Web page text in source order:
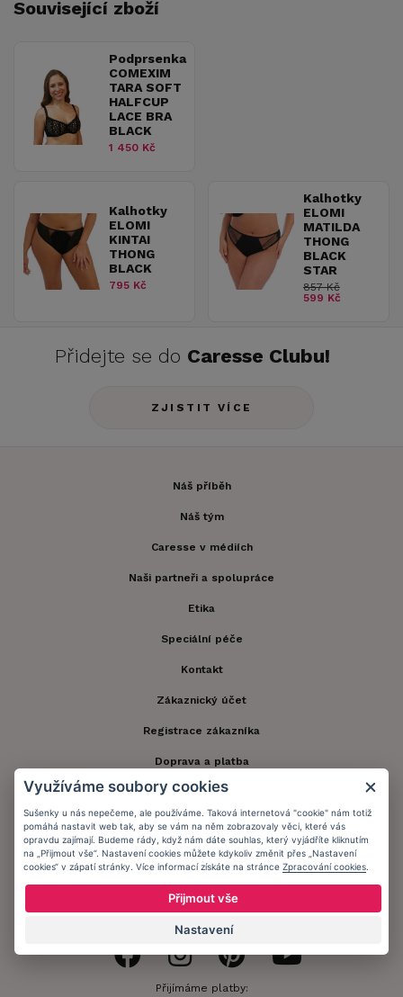
Související zboží
Podprsenka
COMEXIM
TARA SOFT
HALFCUP
LACE BRA
BLACK
1 450 Kč
Kalhotky
ELOMI
KINTAI
THONG
BLACK
795 Kč
Kalhotky
ELOMI
MATILDA
THONG
BLACK
STAR
857 Kč
599 Kč
Přidejte se do Caresse Clubu!
ZJISTIT VÍCE
Náš příběh
Náš tým
Caresse v médiích
Naši partneři a spolupráce
Etika
Speciální péče
Kontakt
Zákaznický účet
Registrace zákazníka
Doprava a platba
Obchodní podmínky
Ochrana osobních údajů
Informační memorandum
Zůstaňte s námi v kontaktu.
Přijímáme platby:
Využíváme soubory cookies
Sušenky u nás nepečeme, ale používáme. Taková internetová "cookie" nám totiž
pomáhá nastavit web tak, aby se vám na něm zobrazovaly věci, které vás
opravdu zajímají. Budeme rády, když nám dáte souhlas, který vyjádříte kliknutím
na „Přijmout vše“. Nastavení cookies můžete kdykoliv změnit přes „Nastavení
cookies“ v zápatí stránky. Více informací získáte na stránce Zpracování cookies
Přijmout vše
Nastavení